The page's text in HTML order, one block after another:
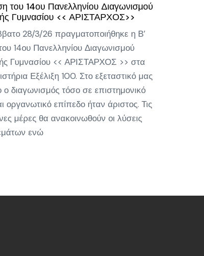
του 14ου Πανελληνίου Διαγωνισμού
Γυμνασίου << ΑΡΙΣΤΑΡΧΟΣ>>
28/3/26 πραγματοποιήθηκε η Β’
14ου Πανελληνίου Διαγωνισμού
Γυμνασίου << ΑΡΙΣΤΑΡΧΟΣ >> στα
Εξέλιξη 100. Στο εξεταστικό μας
ο διαγωνισμός τόσο σε επιστημονικό
οργανωτικό επίπεδο ήταν άριστος. Τις
μέρες θα ανακοινωθούν οι λύσεις
ενώ